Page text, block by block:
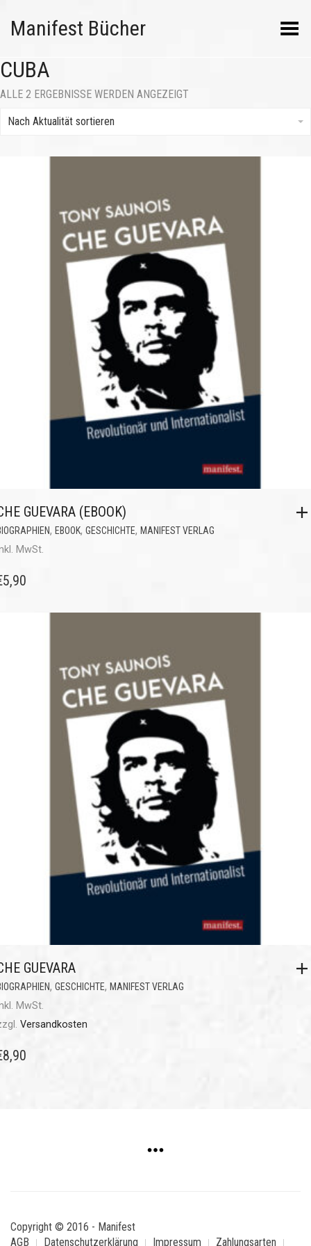
Manifest Bücher Menü umschalten
CUBA
ALLE 2 ERGEBNISSE WERDEN ANGEZEIGT
Nach Aktualität sortieren
GUEVARA (EBOOK)
, EBOOK, GESCHICHTE, MANIFEST VERLAG
MwSt.
5,90
GUEVARA
, GESCHICHTE, MANIFEST VERLAG
MwSt.
Versandkosten
8,90
Copyright © 2016 - Manifest
AGB
Datenschutzerklärung Impressum Zahlungsarten